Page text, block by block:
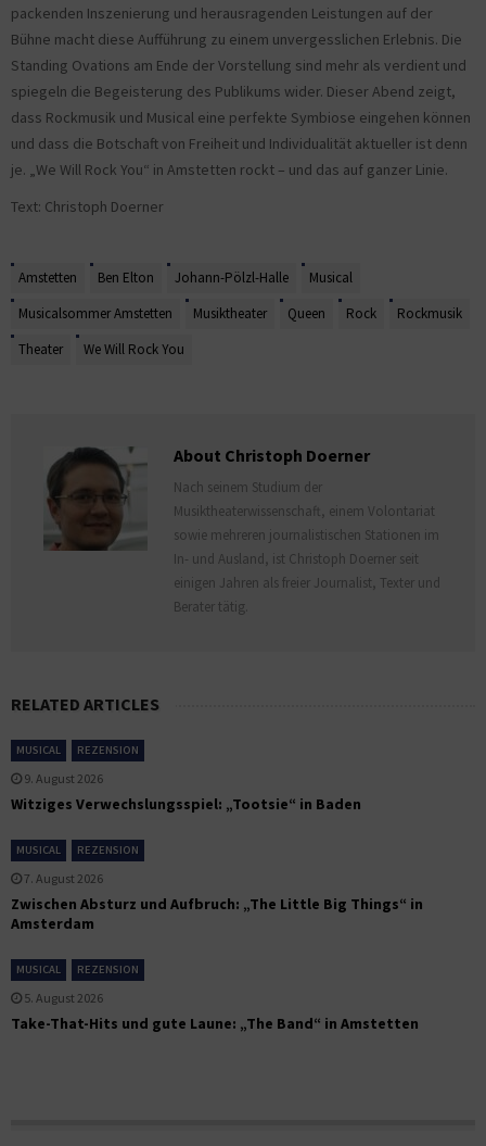
packenden Inszenierung und herausragenden Leistungen auf der
Bühne macht diese Aufführung zu einem unvergesslichen Erlebnis. Die
Standing Ovations am Ende der Vorstellung sind mehr als verdient und
spiegeln die Begeisterung des Publikums wider. Dieser Abend zeigt,
dass Rockmusik und Musical eine perfekte Symbiose eingehen können
und dass die Botschaft von Freiheit und Individualität aktueller ist denn
je. „We Will Rock You“ in Amstetten rockt – und das auf ganzer Linie.
Text: Christoph Doerner
Amstetten Ben Elton Johann-Pölzl-Halle
Musical
Musicalsommer Amstetten
Musiktheater Queen Rock
Rockmusik
Theater
We Will Rock You
About Christoph Doerner
Nach seinem Studium der
Musiktheaterwissenschaft, einem Volontariat
sowie mehreren journalistischen Stationen im
In- und Ausland, ist Christoph Doerner seit
einigen Jahren als freier Journalist, Texter und
Berater tätig.
RELATED ARTICLES
MUSICAL REZENSION
9. August 2026
Witziges Verwechslungsspiel: „Tootsie“ in Baden
MUSICAL REZENSION
7. August 2026
Zwischen Absturz und Aufbruch: „The Little Big Things“ in
Amsterdam
MUSICAL REZENSION
5. August 2026
Take-That-Hits und gute Laune: „The Band“ in Amstetten